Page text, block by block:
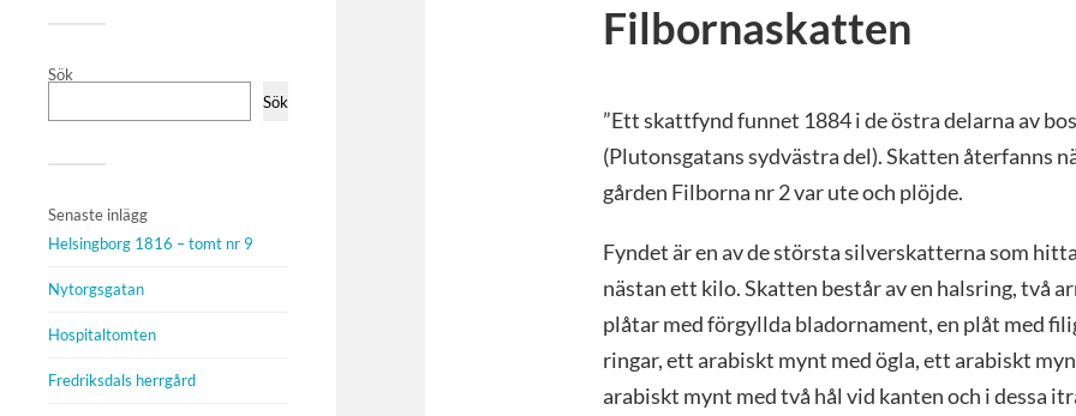
Sök
Sök
Senaste inlägg
Helsingborg 1816 – tomt nr 9
Nytorgsgatan
Hospitaltomten
Fredriksdals herrgård
Filbornaskatten
”Ett skattfynd funnet 1884 i de östra delarna av
(Plutonsgatans sydvästra del). Skatten återfanns
gården Filborna nr 2 var ute och plöjde.
Fyndet är en av de största silverskatterna som
nästan ett kilo. Skatten består av en halsring, två
plåtar med förgyllda bladornament, en plåt med
ringar, ett arabiskt mynt med ögla, ett arabiskt
arabiskt mynt med två hål vid kanten och i dessa